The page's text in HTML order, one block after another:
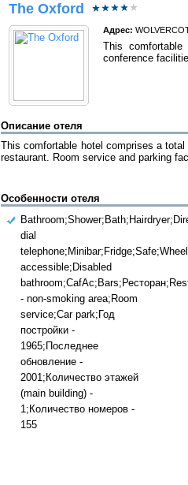
The Oxford
Адрес:
This
conference
Описание отеля
This comfortable hotel comprises a
restaurant. Room service and parking
Особенности отеля
dial
accessible;Disabled
- non-smoking area;Room
service;Car park;Год
постройки -
1965;Последнее
обновление -
2001;Количество этажей
(main building) -
1;Количество номеров -
155